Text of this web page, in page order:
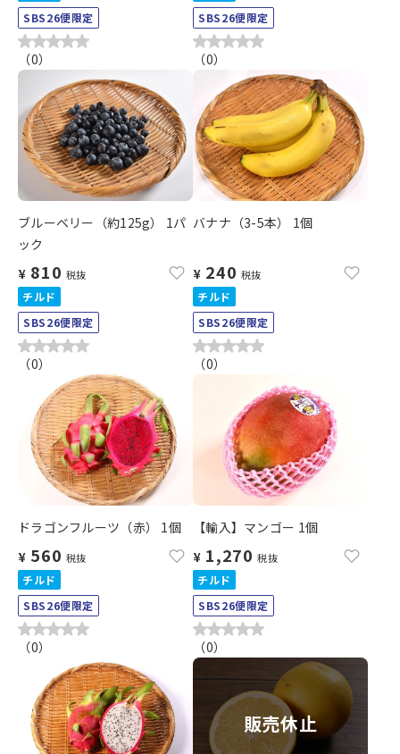
SBS26便限定
（0）
SBS26便限定
（0）
ブルーベリー（約125g） 1パ
ック
¥ 810 税抜
チルド
SBS26便限定
（0）
バナナ（3-5本） 1個
¥ 240 税抜
チルド
SBS26便限定
（0）
ドラゴンフルーツ（赤） 1個
¥ 560 税抜
チルド
SBS26便限定
（0）
【輸入】マンゴー 1個
¥ 1,270 税抜
チルド
SBS26便限定
（0）
販売休止